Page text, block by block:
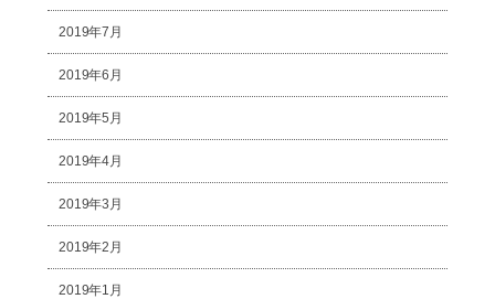
2019年7月
2019年6月
2019年5月
2019年4月
2019年3月
2019年2月
2019年1月